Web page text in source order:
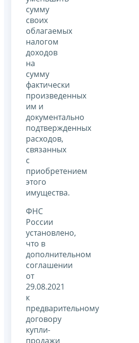
сумму
своих
облагаемых
налогом
доходов
на
сумму
фактически
произведенных
им и
документально
подтвержденных
расходов,
связанных
с
приобретением
этого
имущества.
ФНС
России
установлено,
что в
дополнительном
соглашении
от
29.08.2021
к
предварительному
договору
купли-
продажи